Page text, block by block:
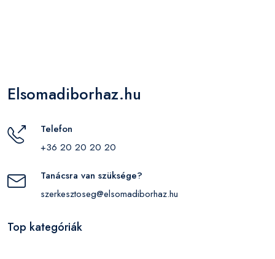
Elsomadiborhaz.hu
Telefon
+36 20 20 20 20
Tanácsra van szüksége?
szerkesztoseg@elsomadiborhaz.hu
Top kategóriák